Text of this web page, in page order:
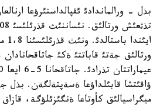
بذل - ورالماندادئ ئقپالداستئرؤعا
ورتالئق جةتئ قاباتتئ ةكئ
ؤاقئتشا قابئلداؤعا ةسةپتةلگةن. بذل
ميگراسيالئق كأوتاعا ةنگئزئلؤگة،